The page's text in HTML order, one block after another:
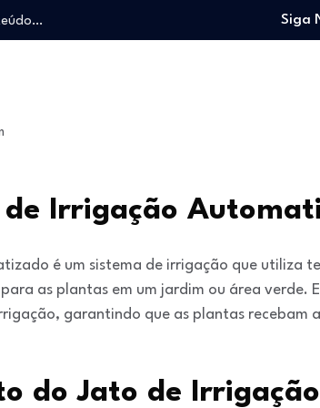
trabalhando…
e viver…
Siga
de Irrigação
é um sistema de irrigação que utiliza
as plantas em um jardim ou área verde.
garantindo que as plantas recebam
do Jato de